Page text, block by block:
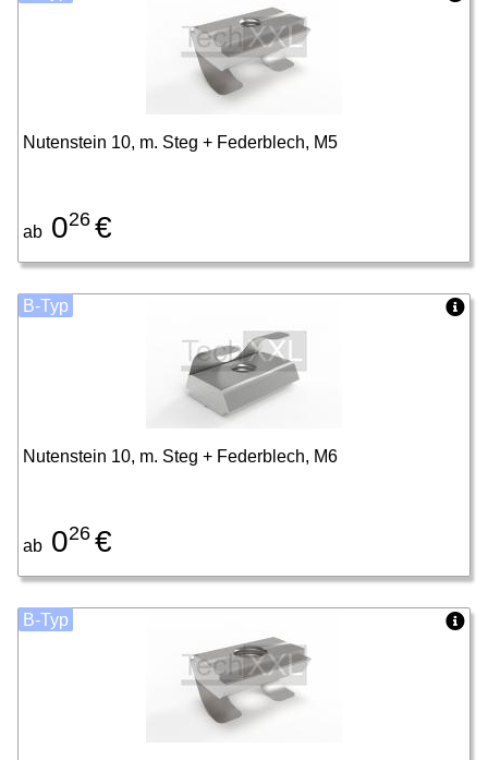
Nutenstein 10, m. Steg + Federblech, M5
ab 026 €
Nutenstein 10, m. Steg + Federblech, M6
ab 026 €
B-Typ
B-Typ